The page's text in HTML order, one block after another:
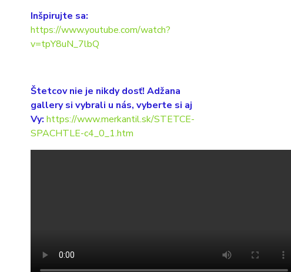
Inšpirujte sa:
https://www.youtube.com/watch?
v=tpY8uN_7lbQ
Štetcov nie je nikdy dosť! Adžana
gallery si vybrali u nás, vyberte si aj
Vy: https://www.merkantil.sk/STETCE-
SPACHTLE-c4_0_1.htm